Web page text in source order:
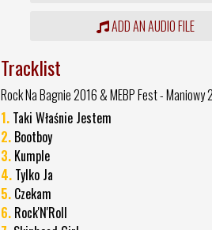
ADD AN AUDIO FILE
Tracklist
Rock Na Bagnie 2016 & MEBP Fest - Maniowy
1. Taki Właśnie Jestem
2. Bootboy
3. Kumple
4. Tylko Ja
5. Czekam
6. Rock'N'Roll